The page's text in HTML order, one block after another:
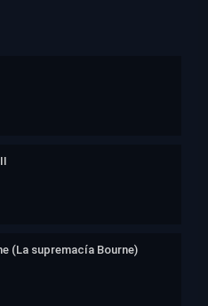
(La supremacía Bourne)